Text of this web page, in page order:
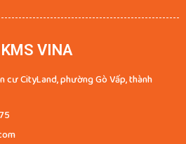
VINA
cư CityLand, phường Gò Vấp, thành